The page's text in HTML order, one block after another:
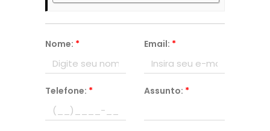
Nome: * Email: *
Telefone: * Assunto: *